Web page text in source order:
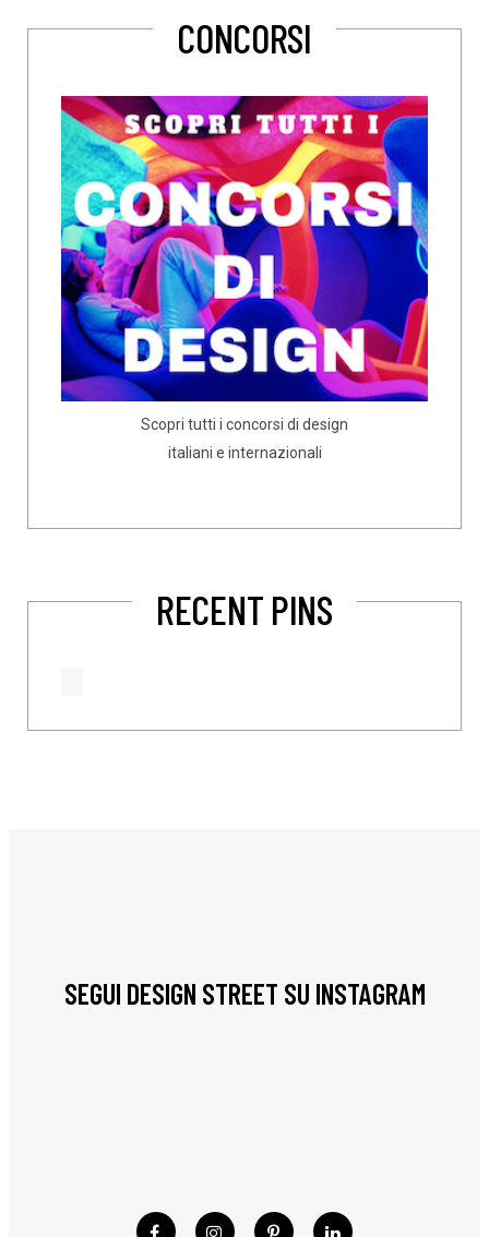
CONCORSI
Scopri tutti i concorsi di design
italiani e internazionali
RECENT PINS
SEGUI DESIGN STREET SU INSTAGRAM